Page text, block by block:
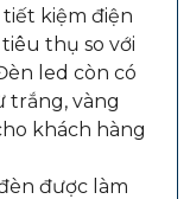
kiệm điện
thụ so với
led còn có
trắng, vàng
khách hàng
được làm